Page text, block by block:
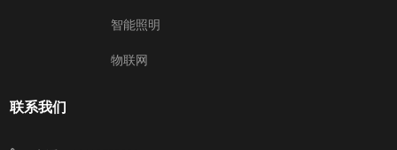
智能照明
物联网
联系我们